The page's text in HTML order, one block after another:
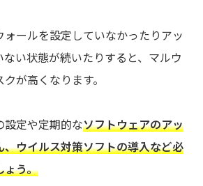
ォールを設定していなかったりアッ
ない状態が続いたりすると、マルウ
が高くなります。
設定や定期的なソフトウェアのアッ
、ウイルス対策ソフトの導入など必
ょう。